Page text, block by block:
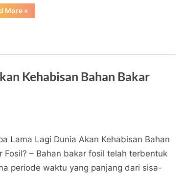
More“5
Tren
»
Kehabisan Bahan Bakar
Lama Lagi Dunia Akan Kehabisan Bahan
Fosil? – Bahan bakar fosil telah terbentuk
periode waktu yang panjang dari sisa-